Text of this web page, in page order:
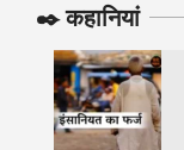
✒️ कहानियां